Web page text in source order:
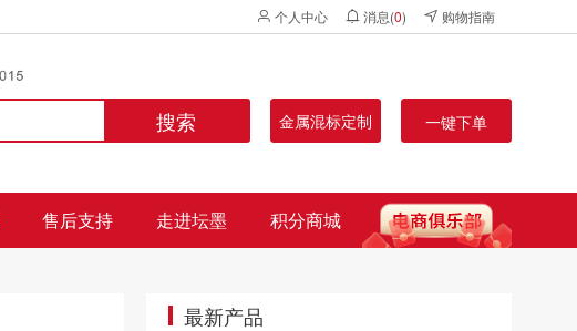
个人中心 消息(0) 购物指南
搜索 金属混标定制 一键下单
售后支持 走进坛墨 积分商城
最新产品